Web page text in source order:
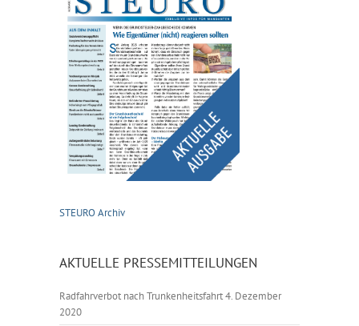
STEURO Archiv
AKTUELLE PRESSEMITTEILUNGEN
Radfahrverbot nach Trunkenheitsfahrt4. Dezember
2020